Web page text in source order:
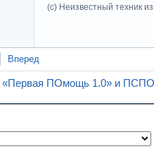
(c) Неизвестный техник
Вперед
«Первая ПОмощь 1.0» и ПСПО